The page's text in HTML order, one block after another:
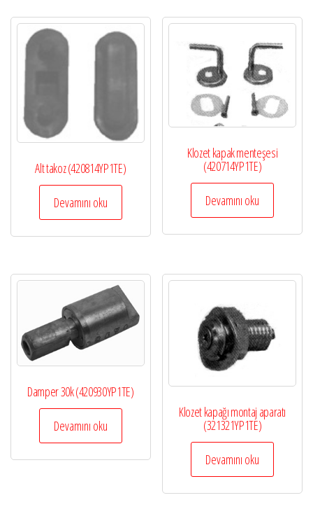
Alt takoz (420814YP1TE)
Devamını oku
Klozet kapak menteşesi
(420714YP1TE)
Devamını oku
Damper 30k (420930YP1TE)
Devamını oku
Klozet kapağı montaj aparatı
(321321YP1TE)
Devamını oku